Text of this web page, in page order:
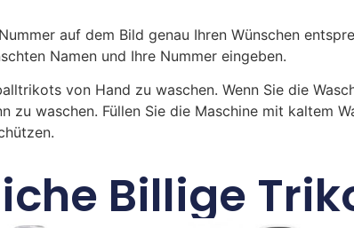
auf dem Bild genau Ihren Wünschen
Namen und Ihre Nummer eingeben.
von Hand zu waschen. Wenn Sie die
zu waschen. Füllen Sie die Maschine mit kaltem
Billige